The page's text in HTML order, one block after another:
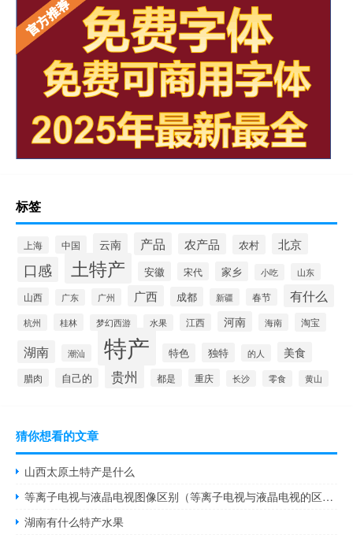
标签
上海 中国 云南 产品 农产品 农村 北京
口感 土特产 安徽 宋代 家乡 小吃 山东
山西 广东 广州 广西 成都 新疆 春节 有什么
杭州 桂林 梦幻西游 水果 江西 河南 海南 淘宝
湖南 潮汕 特产 特色 独特 的人 美食
腊肉 自己的 贵州 都是 重庆 长沙 零食 黄山
猜你想看的文章
山西太原土特产是什么
等离子电视与液晶电视图像区别（等离子电视与液晶电视的区别）
湖南有什么特产水果